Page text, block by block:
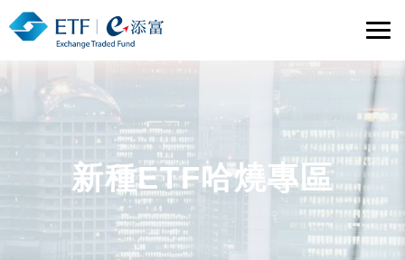
新種ETF哈燒專區